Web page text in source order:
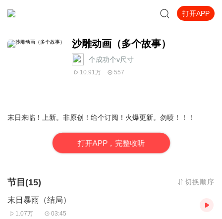
打开APP
沙雕动画（多个故事）
个成功个v尺寸
10.91万 557
末日来临！上新。非原创！给个订阅！火爆更新。勿喷！！！
打开APP，完整收听
节目(15) 切换顺序
末日暴雨（结局）
1.07万 03:45